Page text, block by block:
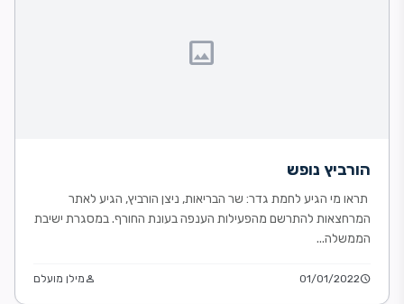
image
הורביץ נופש
תראו מי הגיע לחמת גדר: שר הבריאות, ניצן הורביץ, הגיע לאתר
המרחצאות להתרשם מהפעילות הענפה בעונת החורף. במסגרת ישיבת
הממשלה...
schedule
01/01/2022
personמילן מועלם